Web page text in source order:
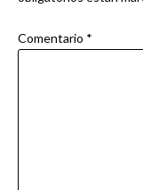
Comentario *